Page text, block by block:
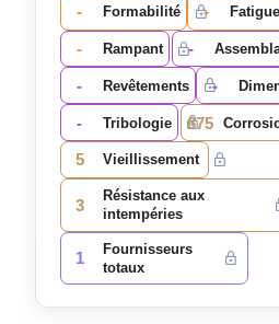
- Formabilité - Fatigue
- Rampant -
- Revêtements -
- Tribologie 675
5 Vieillissement
3
Résistance aux
intempéries
1
Fournisseurs
totaux